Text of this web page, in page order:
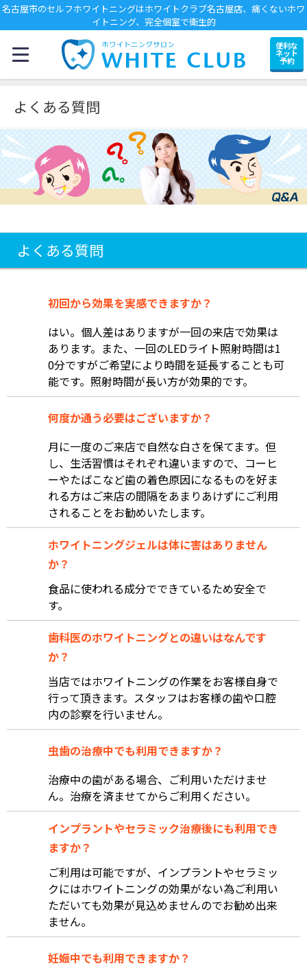
名古屋市のセルフホワイトニングはホワイトクラブ名古屋店、痛くないホワ
イトニング、完全個室で衛生的
便利な
ネット
予約
よくある質問
よくある質問
初回から効果を実感できますか？
はい。個人差はありますが一回の来店で効果は
あります。また、一回のLEDライト照射時間は1
0分ですがご希望により時間を延長することも可
能です。照射時間が長い方が効果的です。
何度か通う必要はございますか？
月に一度のご来店で自然な白さを保てます。但
し、生活習慣はそれぞれ違いますので、コーヒ
ーやたばこなど歯の着色原因になるものを好ま
れる方はご来店の間隔をあまりあけずにご利用
されることをお勧めいたします。
ホワイトニングジェルは体に害はありません
か？
食品に使われる成分でできているため安全で
す。
歯科医のホワイトニングとの違いはなんです
か？
当店ではホワイトニングの作業をお客様自身で
行って頂きます。スタッフはお客様の歯や口腔
内の診察を行いません。
虫歯の治療中でも利用できますか？
治療中の歯がある場合、ご利用いただけませ
ん。治療を済ませてからご利用ください。
インプラントやセラミック治療後にも利用でき
ますか？
ご利用は可能ですが、インプラントやセラミッ
クにはホワイトニングの効果がない為ご利用い
ただいても効果が見込めませんのでお勧め出来
ません。
妊娠中でも利用できますか？